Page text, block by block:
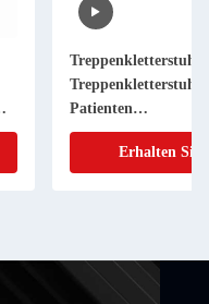
Treppenkletterstuhl
Treppenkletterstuhl
Patienten
Erhalten Sie